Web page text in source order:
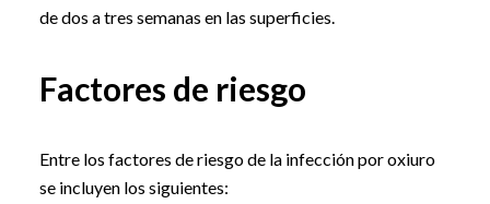
de dos a tres semanas en las superficies.
Factores de riesgo
Entre los factores de riesgo de la infección por oxiuro
se incluyen los siguientes: